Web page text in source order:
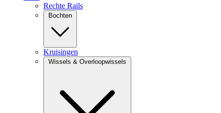
Rechte Rails
Bochten
Kruisingen
Wissels & Overloopwissels